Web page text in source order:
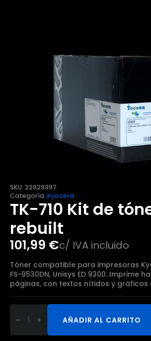
SKU: 22929397
Categoría: Kyocera
TK-710 Kit de
rebuilt
101,99 €c/ IVA incluido
Tóner compatible para impresoras
FS-9530DN, Unisys ED 9300. Imprime
páginas, con textos nítidos y gráficos
TK-
Kit AÑADIR AL CARRITO